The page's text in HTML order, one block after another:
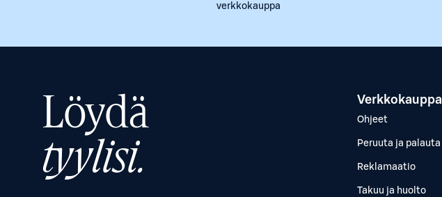
verkkokauppa
Löydä
tyylisi.
Verkkokauppa
Ohjeet
Peruuta ja palauta
Reklamaatio
Takuu ja huolto